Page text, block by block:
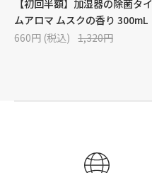
【初回半額】加湿器の除菌タイ
ムアロマ ムスクの香り 300mL
660円 (税込) 1,320円